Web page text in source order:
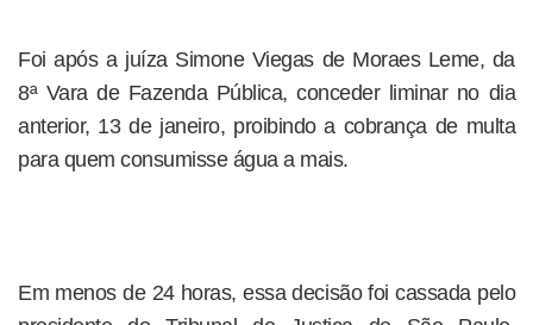
Foi após a juíza Simone Viegas de Moraes Leme, da
8ª Vara de Fazenda Pública, conceder liminar no dia
anterior, 13 de janeiro, proibindo a cobrança de multa
para quem consumisse água a mais.
Em menos de 24 horas, essa decisão foi cassada pelo